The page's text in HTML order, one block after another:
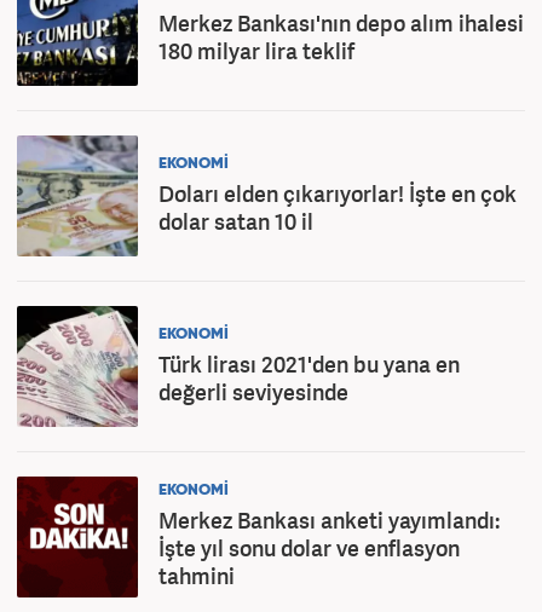
Merkez Bankası'nın depo alım ihalesi
180 milyar lira teklif
EKONOMİ
Doları elden çıkarıyorlar! İşte en çok
dolar satan 10 il
EKONOMİ
Türk lirası 2021'den bu yana en
değerli seviyesinde
EKONOMİ
Merkez Bankası anketi yayımlandı:
İşte yıl sonu dolar ve enflasyon
tahmini